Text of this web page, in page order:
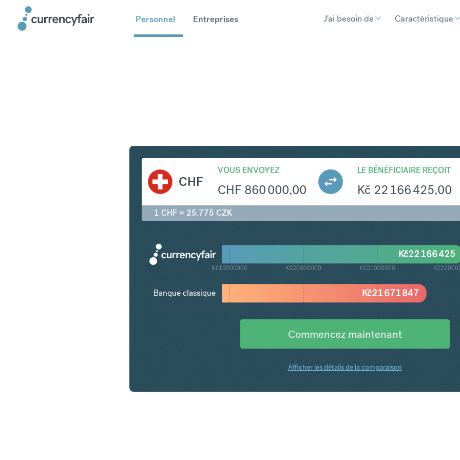
Personnel Entreprises J'ai besoin de Caractéristique
CHF
VOUS ENVOYEZ
CHF 860 000,00
LE BÉNÉFICIAIRE REÇOIT
Kč 22 166 425,00
1 CHF = 25.775 CZK
Kč19000000 Kč20000000 Kč21000000
Kč21 671 847
Kč22 166 425
Banque classique
Commencez maintenant
Afficher les détails de la comparaison